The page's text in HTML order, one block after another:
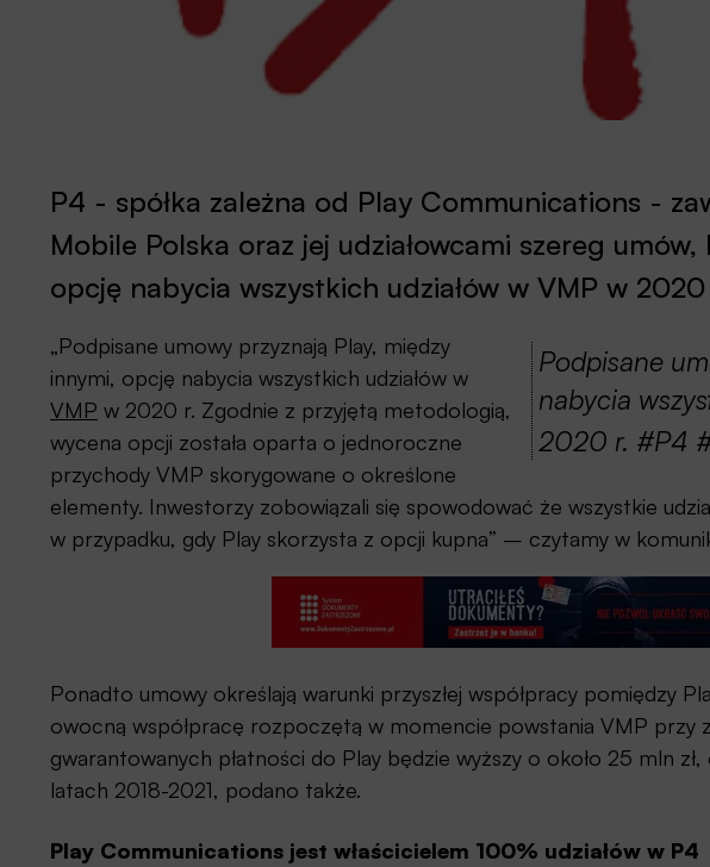
P4 - spółka zależna od Play Communications -
Mobile Polska oraz jej udziałowcami szereg
opcję nabycia wszystkich udziałów w VMP w 2020
Podpisane
nabycia
2020 r. #P4
„Podpisane umowy przyznają Play, między
innymi, opcję nabycia wszystkich udziałów w
VMP w 2020 r. Zgodnie z przyjętą metodologią,
wycena opcji została oparta o jednoroczne
przychody VMP skorygowane o określone
elementy. Inwestorzy zobowiązali się spowodować że wszystkie
w przypadku, gdy Play skorzysta z opcji kupna” – czytamy w
Ponadto umowy określają warunki przyszłej współpracy pomiędzy
owocną współpracę rozpoczętą w momencie powstania VMP przy
gwarantowanych płatności do Play będzie wyższy o około 25 mln zł,
latach 2018-2021, podano także.
Play Communications jest właścicielem 100% udziałów w P4